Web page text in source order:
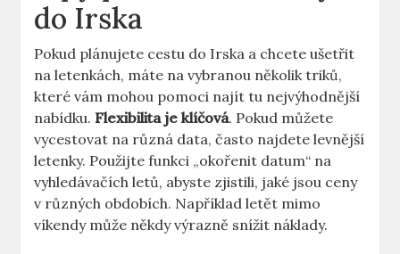
do Irska
Pokud plánujete cestu do Irska a chcete ušetřit
na letenkách, máte na vybranou několik triků,
které vám mohou pomoci najít tu nejvýhodnější
nabídku.Flexibilita je klíčová. Pokud můžete
vycestovat na různá data, často najdete levnější
letenky. Použijte funkci „okořenit datum“ na
vyhledávačích letů, abyste zjistili, jaké jsou ceny
v různých obdobích. Například letět mimo
víkendy může někdy výrazně snížit náklady.